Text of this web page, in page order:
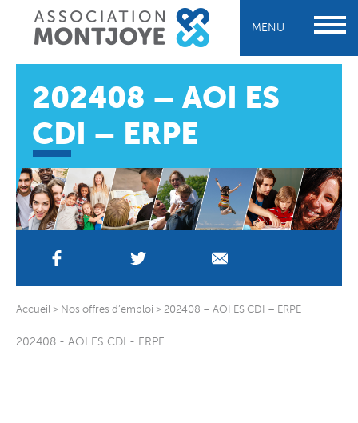
MENU
202408 – AOI ES
CDI – ERPE
Accueil > Nos offres d’emploi > 202408 – AOI ES CDI – ERPE
202408 - AOI ES CDI - ERPE